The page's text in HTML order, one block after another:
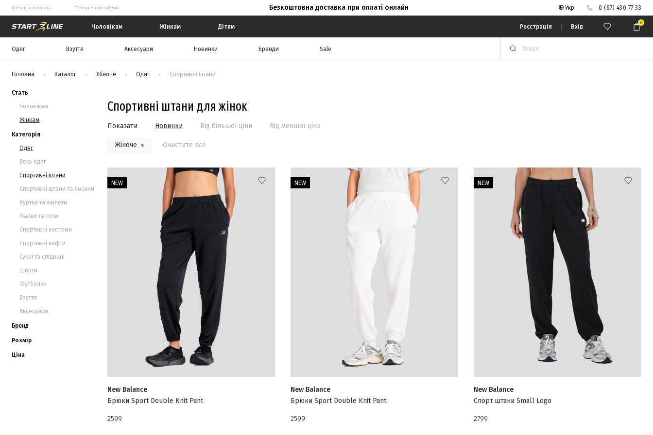
Доставка і оплата Повернення і обмін Безкоштовна доставка при оплаті онлайн Укр 0 (67) 430 77 33
Чоловікам Жінкам Дітям Реєстрація Вхід
0
Одяг Взуття Аксесуари Новинки Бренди Sale
Головна Каталог Жіноче Одяг Спортивні штани
Спортивні штани для жінок
Показати Новинки Від більшої ціни Від меншої ціни
Жіноче Очистите все
NEW
New Balance
Брюки Sport Double Knit Pant
2599
NEW
New Balance
Брюки Sport Double Knit Pant
2599
NEW
New Balance
Спорт.штани Small Logo
2799
Стать
Чоловікам
Жінкам
Категорія
Одяг
Весь одяг
Спортивні штани
Спортивні штани та лосини
Куртки та жилети
Майки та топи
Спортивні костюми
Спортивні кофти
Сукні та спідниці
Шорти
Футболки
Взуття
Аксесуари
Бренд
Розмір
Ціна